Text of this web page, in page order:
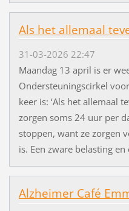
Als het allemaal
31-03-2026 22:47
Maandag 13 april is er
Ondersteuningscirkel
keer is: ‘Als het allemaal
zorgen soms 24 uur per
stoppen, want ze zorgen
is. Een zware belasting
Alzheimer Café